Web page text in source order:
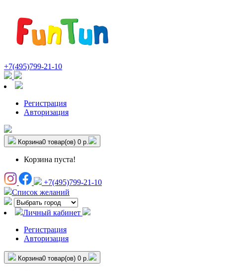
+7(495)799-21-10
Регистрация
Авторизация
Корзина0 товар(ов) 0 р.
Корзина пуста!
+7(495)799-21-10
Список желаний
Личный кабинет
Регистрация
Авторизация
Корзина0 товар(ов) 0 р.